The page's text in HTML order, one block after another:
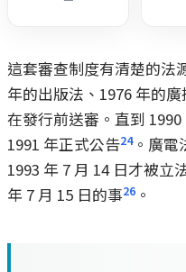
這套審查制度有清楚的法
年的出版法、1976 年的
在發行前送審。直到
1991 年正式公告24。廣電
1993 年 7 月 14 日才被立
年 7 月 15 日的事26 。